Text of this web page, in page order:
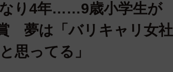
り4年……9歳小学生が
夢は「バリキャリ女社
思ってる」